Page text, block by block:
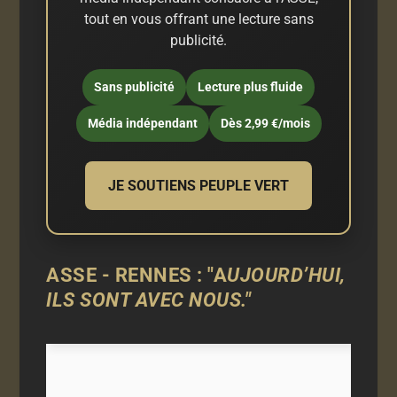
tout en vous offrant une lecture sans
publicité.
Sans publicité Lecture plus fluide
Média indépendant Dès 2,99 €/mois
JE SOUTIENS PEUPLE VERT
ASSE - RENNES : "AUJOURD’HUI,
ILS SONT AVEC NOUS."